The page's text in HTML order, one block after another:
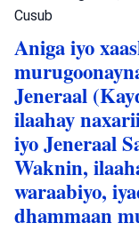
Cusub
Aniga iyo
Jeneraal
ilaahay
iyo Jeneraal
Waknin,
waraabiyo,
dhammaan